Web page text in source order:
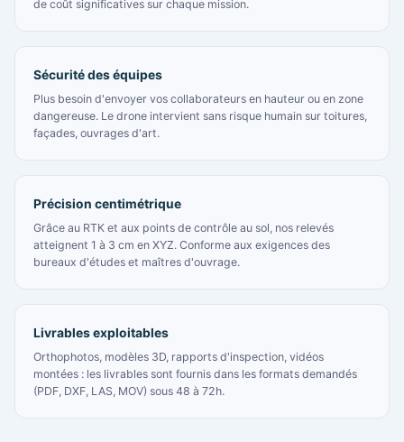
de coût significatives sur chaque mission.
Sécurité des équipes
Plus besoin d'envoyer vos collaborateurs en hauteur ou en zone
dangereuse. Le drone intervient sans risque humain sur toitures,
façades, ouvrages d'art.
Précision centimétrique
Grâce au RTK et aux points de contrôle au sol, nos relevés
atteignent 1 à 3 cm en XYZ. Conforme aux exigences des
bureaux d'études et maîtres d'ouvrage.
Livrables exploitables
Orthophotos, modèles 3D, rapports d'inspection, vidéos
montées : les livrables sont fournis dans les formats demandés
(PDF, DXF, LAS, MOV) sous 48 à 72h.